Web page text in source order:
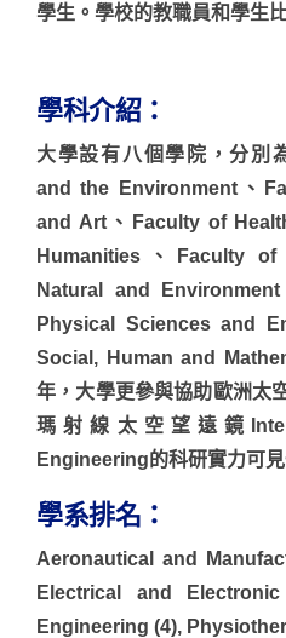
學生。學校的教職員和學生
學科介紹：
大學設有八個學院，分別
and the Environment、
and Art、Faculty of
Humanities、Faculty
Natural and
Physical Sciences and
Social, Human and
年，大學更參與協助歐洲太
瑪射線太空望遠鏡
Engineering的科研實力可見
學系排名：
Aeronautical and
Electrical and
Engineering (4),